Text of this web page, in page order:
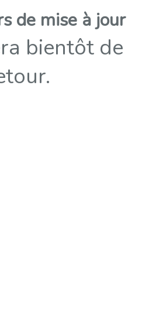
de mise à jour
bientôt de